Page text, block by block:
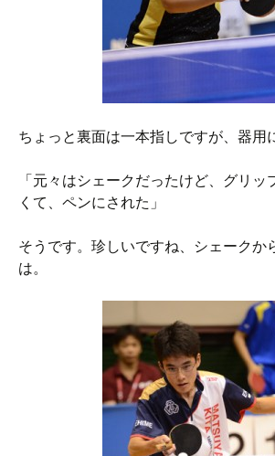
ちょっと裏面は一本指しですが、器用
「元々はシェークだったけど、グリッ
くて、ペンにされた」
そうです。珍しいですね、シェークか
は。